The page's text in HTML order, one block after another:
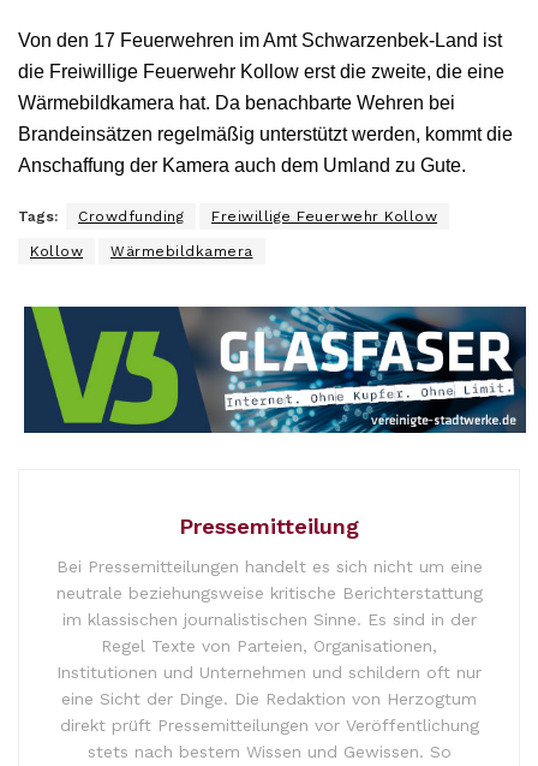
Von den 17 Feuerwehren im Amt Schwarzenbek-Land ist
die Freiwillige Feuerwehr Kollow erst die zweite, die eine
Wärmebildkamera hat. Da benachbarte Wehren bei
Brandeinsätzen regelmäßig unterstützt werden, kommt die
Anschaffung der Kamera auch dem Umland zu Gute.
Tags: Crowdfunding Freiwillige Feuerwehr Kollow
Kollow Wärmebildkamera
Pressemitteilung
Bei Pressemitteilungen handelt es sich nicht um eine
neutrale beziehungsweise kritische Berichterstattung
im klassischen journalistischen Sinne. Es sind in der
Regel Texte von Parteien, Organisationen,
Institutionen und Unternehmen und schildern oft nur
eine Sicht der Dinge. Die Redaktion von Herzogtum
direkt prüft Pressemitteilungen vor Veröffentlichung
stets nach bestem Wissen und Gewissen. So